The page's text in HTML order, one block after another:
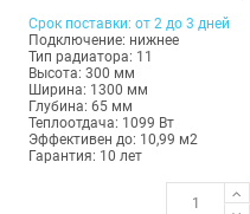
Срок поставки: от 2 до 3 дней
Подключение: нижнее
Тип радиатора: 11
Высота: 300 мм
Ширина: 1300 мм
Глубина: 65 мм
Теплоотдача: 1099 Вт
Эффективен до: 10,99 м2
Гарантия: 10 лет